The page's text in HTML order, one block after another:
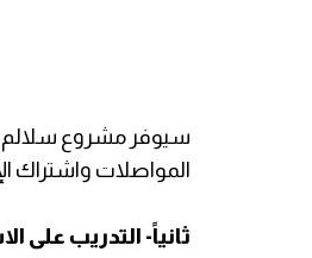
سيوفر مشروع سلالم
المواصلات واشتراك
ثانياً- التدريب على